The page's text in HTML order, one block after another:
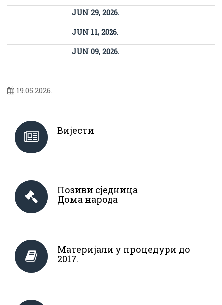
JUN 29, 2026.
JUN 11, 2026.
JUN 09, 2026.
19.05.2026.
Вијести
Позиви сједница
Дома народа
Материјали у процедури до
2017.